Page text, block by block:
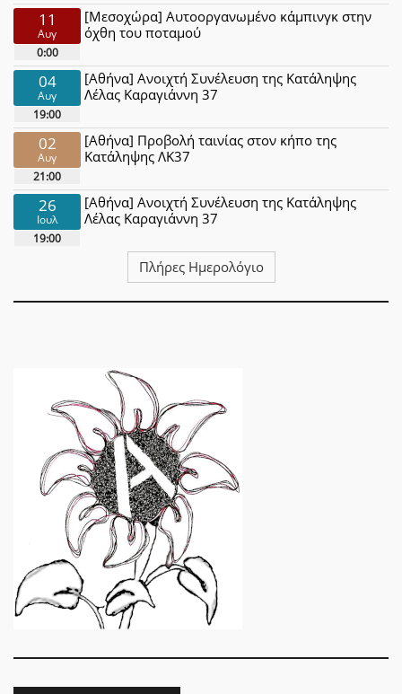
11
Αυγ
0:00
[Μεσοχώρα] Αυτοοργανωμένο κάμπινγκ στην
όχθη του ποταμού
04
Αυγ
19:00
[Αθήνα] Ανοιχτή Συνέλευση της Κατάληψης
Λέλας Καραγιάννη 37
02
Αυγ
21:00
[Αθήνα] Προβολή ταινίας στον κήπο της
Κατάληψης ΛΚ37
26
Ιουλ
19:00
[Αθήνα] Ανοιχτή Συνέλευση της Κατάληψης
Λέλας Καραγιάννη 37
Πλήρες Ημερολόγιο